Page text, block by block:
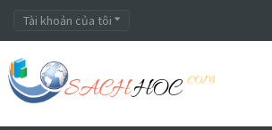
Tài khoản của tôi